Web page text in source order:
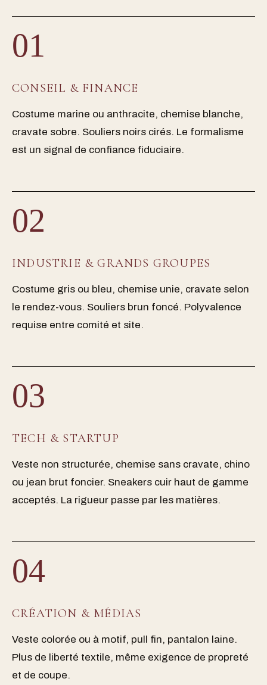
01
CONSEIL & FINANCE
Costume marine ou anthracite, chemise blanche,
cravate sobre. Souliers noirs cirés. Le formalisme
est un signal de confiance fiduciaire.
02
INDUSTRIE & GRANDS GROUPES
Costume gris ou bleu, chemise unie, cravate selon
le rendez-vous. Souliers brun foncé. Polyvalence
requise entre comité et site.
03
TECH & STARTUP
Veste non structurée, chemise sans cravate, chino
ou jean brut foncier. Sneakers cuir haut de gamme
acceptés. La rigueur passe par les matières.
04
CRÉATION & MÉDIAS
Veste colorée ou à motif, pull fin, pantalon laine.
Plus de liberté textile, même exigence de propreté
et de coupe.